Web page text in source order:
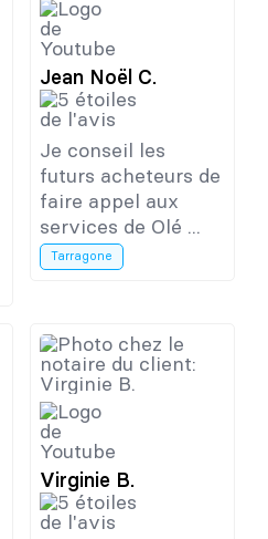
Jean Noël C.
Je conseil les
futurs acheteurs de
faire appel aux
services de Olé ...
Tarragone
Virginie B.